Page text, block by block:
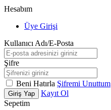
Hesabım
Üye Girişi
Kullanıcı Adı/E-Posta
Şifre
Beni Hatırla Şifremi Unuttum
Giriş Yap
Kayıt Ol
Sepetim